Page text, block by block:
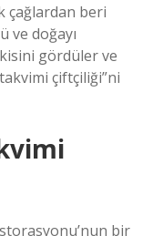
çağlardan beri
ve doğayı
gördüler ve
çiftçiliği”ni
bir